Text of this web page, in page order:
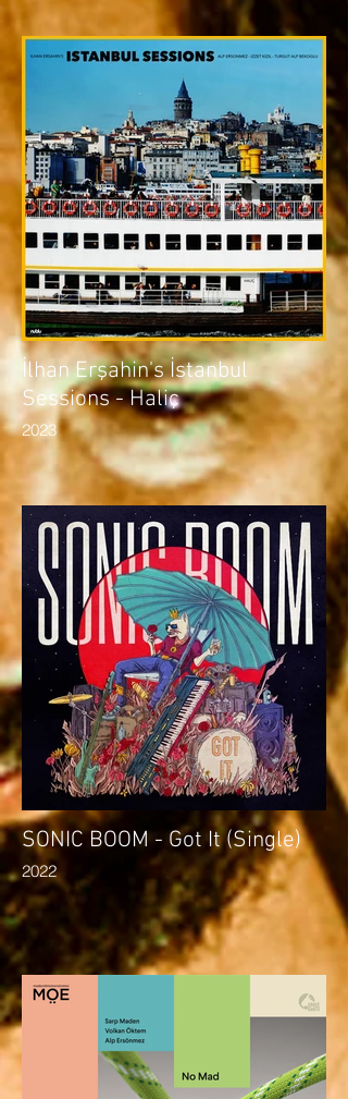
İlhan Erşahin's İstanbul
Sessions - Haliç
2023
SONIC BOOM - Got It (Single)
2022